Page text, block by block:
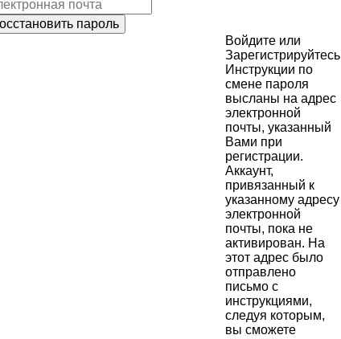
Войдите или
Зарегистрируйтесь
Инструкции по
смене пароля
высланы на адрес
электронной
почты, указанный
Вами при
регистрации.
Аккаунт,
привязанный к
указанному адресу
электронной
почты, пока не
активирован. На
этот адрес было
отправлено
письмо с
инструкциями,
следуя которым,
вы сможете